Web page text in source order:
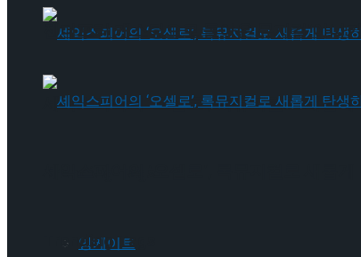
셰익스피어의 ‘오셀로’, 록뮤지컬로 새롭
앙케이트
젠더프리 캐스팅으로 돌아온 뮤지컬’아나
셰익스피어의 ‘오셀로’, 록뮤지컬로 새롭
Trending Tags